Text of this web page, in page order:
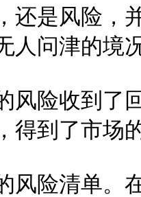
还是风险，
人问津的境
风险收到了
得到了市场
风险清单。